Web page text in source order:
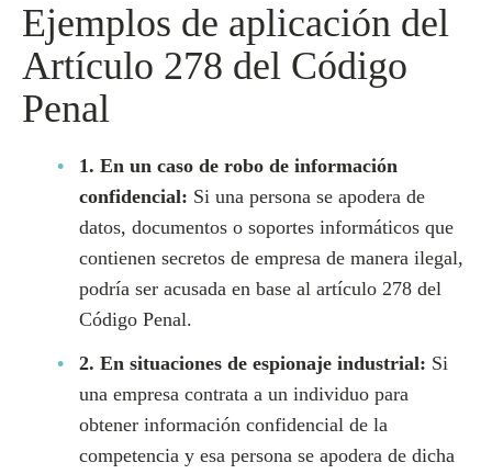
Ejemplos de aplicación del
Artículo 278 del Código
Penal
1. En un caso de robo de información
confidencial: Si una persona se apodera de
datos, documentos o soportes informáticos que
contienen secretos de empresa de manera ilegal,
podría ser acusada en base al artículo 278 del
Código Penal.
2. En situaciones de espionaje industrial: Si
una empresa contrata a un individuo para
obtener información confidencial de la
competencia y esa persona se apodera de dicha